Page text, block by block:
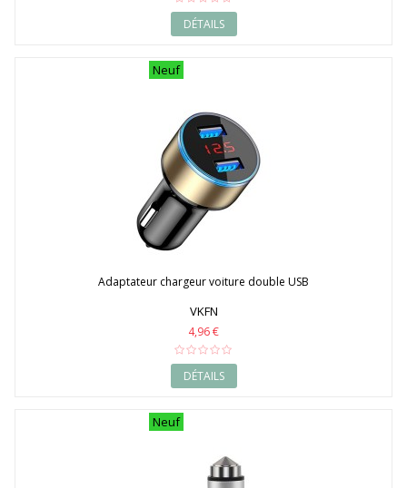
DÉTAILS
Neuf
Adaptateur chargeur voiture double USB
VKFN
4,96 €
DÉTAILS
Neuf